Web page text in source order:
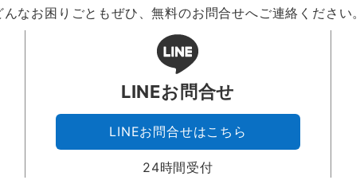
んなお困りごともぜひ、無料のお問合せへご連絡ください。
LINEお問合せ
LINEお問合せはこちら
24時間受付